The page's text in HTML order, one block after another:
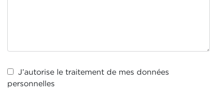
J’autorise le traitement de mes données
personnelles